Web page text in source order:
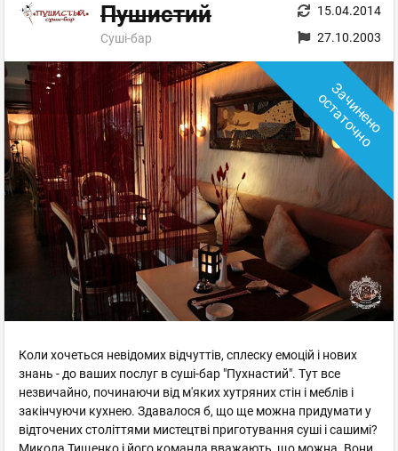
Пушистий
Суші-бар
15.04.2014
27.10.2003
З
а
ч
и
н
е
н
о
о
с
т
а
т
о
ч
н
о
Коли хочеться невідомих відчуттів, сплеску емоцій і нових
знань - до ваших послуг в суші-бар "Пухнастий". Тут все
незвичайно, починаючи від м'яких хутряних стін і меблів і
закінчуючи кухнею. Здавалося б, що ще можна придумати у
відточених століттями мистецтві приготування суші і сашимі?